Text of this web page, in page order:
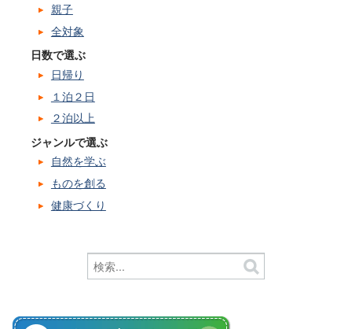
親子
全対象
日数で選ぶ
日帰り
１泊２日
２泊以上
ジャンルで選ぶ
自然を学ぶ
ものを創る
健康づくり